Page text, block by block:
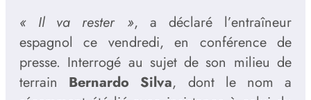
« Il va rester », a déclaré l’entraîneur
espagnol ce vendredi, en conférence de
presse. Interrogé au sujet de son milieu de
terrain Bernardo Silva, dont le nom a